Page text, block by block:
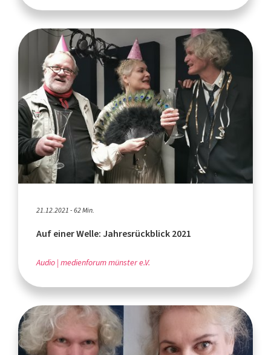
21.12.2021 - 62 Min.
Auf einer Welle: Jahresrückblick 2021
Audio medienforum münster e.V.